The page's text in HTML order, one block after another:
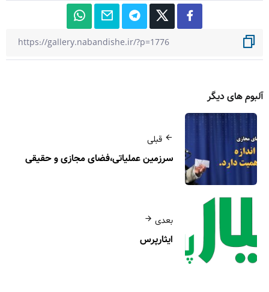
آلبوم های دیگر
قبلی
سرزمین عملیاتی،فضای مجازی و حقیقی
بعدی
ایثارپرس